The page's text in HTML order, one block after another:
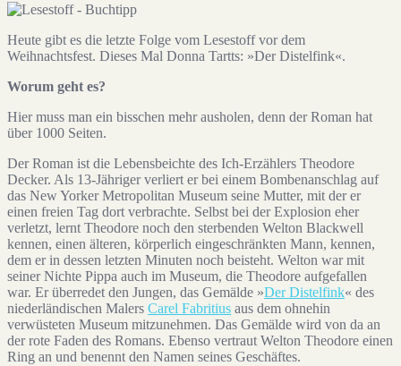
Heute gibt es die letzte Folge vom Lesestoff vor dem
Weihnachtsfest. Dieses Mal Donna Tartts: »Der Distelfink«.
Worum geht es?
Hier muss man ein bisschen mehr ausholen, denn der Roman hat
über 1000 Seiten.
Der Roman ist die Lebensbeichte des Ich-Erzählers Theodore
Decker. Als 13-Jähriger verliert er bei einem Bombenanschlag auf
das New Yorker Metropolitan Museum seine Mutter, mit der er
einen freien Tag dort verbrachte. Selbst bei der Explosion eher
verletzt, lernt Theodore noch den sterbenden Welton Blackwell
kennen, einen älteren, körperlich eingeschränkten Mann, kennen,
dem er in dessen letzten Minuten noch beisteht. Welton war mit
seiner Nichte Pippa auch im Museum, die Theodore aufgefallen
war. Er überredet den Jungen, das Gemälde »Der Distelfink« des
niederländischen Malers Carel Fabritius aus dem ohnehin
verwüsteten Museum mitzunehmen. Das Gemälde wird von da an
der rote Faden des Romans. Ebenso vertraut Welton Theodore einen
Ring an und benennt den Namen seines Geschäftes.